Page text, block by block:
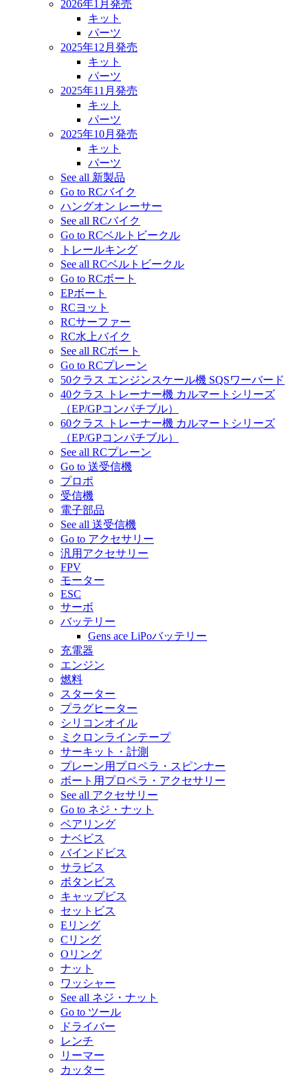
2026年1月発売
キット
パーツ
2025年12月発売
キット
パーツ
2025年11月発売
キット
パーツ
2025年10月発売
キット
パーツ
See all 新製品
Go to RCバイク
ハングオン レーサー
See all RCバイク
Go to RCベルトビークル
トレールキング
See all RCベルトビークル
Go to RCボート
EPボート
RCヨット
RCサーファー
RC水上バイク
See all RCボート
Go to RCプレーン
50クラス エンジンスケール機 SQSワーバード
40クラス トレーナー機 カルマートシリーズ
（EP/GPコンパチブル）
60クラス トレーナー機 カルマートシリーズ
（EP/GPコンパチブル）
See all RCプレーン
Go to 送受信機
プロポ
受信機
電子部品
See all 送受信機
Go to アクセサリー
汎用アクセサリー
FPV
モーター
ESC
サーボ
バッテリー
Gens ace LiPoバッテリー
充電器
エンジン
燃料
スターター
プラグヒーター
シリコンオイル
ミクロンラインテープ
サーキット・計測
プレーン用プロペラ・スピンナー
ボート用プロペラ・アクセサリー
See all アクセサリー
Go to ネジ・ナット
ベアリング
ナベビス
バインドビス
サラビス
ボタンビス
キャップビス
セットビス
Eリング
Cリング
Oリング
ナット
ワッシャー
See all ネジ・ナット
Go to ツール
ドライバー
レンチ
リーマー
カッター